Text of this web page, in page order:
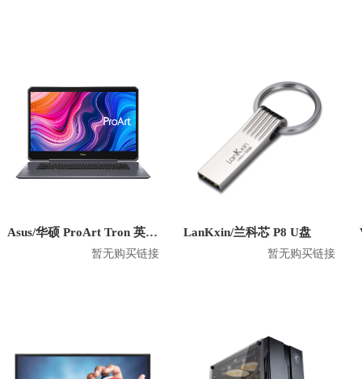
Asus/华硕 ProArt Tron 英特尔版 2020款 15.6英寸笔记本
暂无购买链接
LanKxin/兰科芯 P8 U盘
暂无购买链接